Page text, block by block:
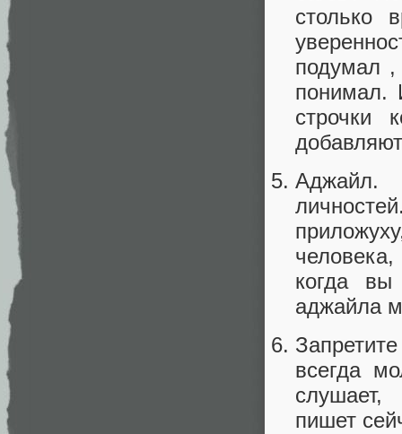
подумал
понимал.
строчки
Аджайл.
когда
аджайла
всегда
слушает,
пишет